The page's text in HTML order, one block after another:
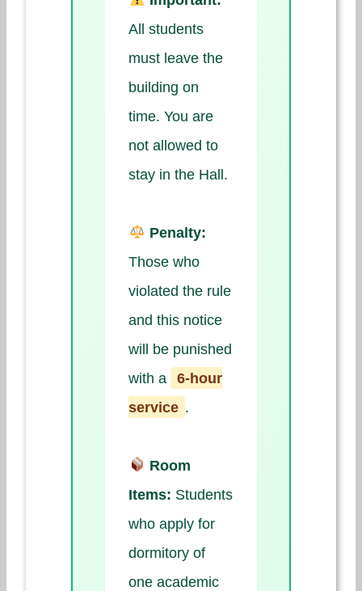
All students
must leave the
building on
time. You are
not allowed to
stay in the Hall.
Penalty:
Those who
violated the rule
and this notice
will be punished
with a
6-hour
service .
Room
Items: Students
who apply for
dormitory of
one academic